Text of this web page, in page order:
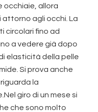
occhiaie, allora
agli occhi. La
circolari fino ad
a vedere già dopo
elasticità della pelle
Si prova anche
la
giro di un mese si
che sono molto